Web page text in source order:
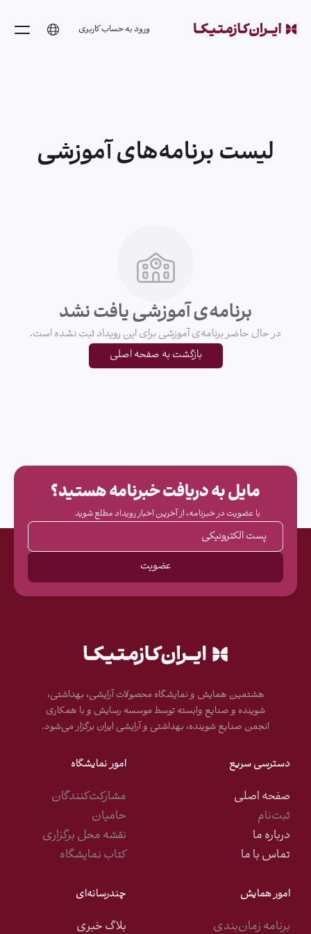
ورود به حساب کاربری
صفحه اصلی
ثبت‌نام
درباره ما
تماس با ما
مشارکت‌کنندگان
حامیان
کتاب نمایشگاه
برنامه‌های آموزشی
کمیته‌‌ها
گالری تصاویر
بایگانی رویداد
لیست برنامه‌های آموزشی
برنامه‌ی آموزشی یافت نشد
در حال حاضر برنامه‌ی آموزشی برای این رویداد ثبت نشده است.
بازگشت به صفحه اصلی
مایل به دریافت خبرنامه هستید؟
با عضویت در خبرنامه، از آخرین اخبار رویداد مطلع شوید
پست الکترونیکی
عضویت
هشتمین همایش و نمایشگاه محصولات آرایشی، بهداشتی،
شوینده و صنایع وابسته توسط موسسه رسایش و با همکاری
انجمن صنایع شوینده، بهداشتی و آرایشی ایران برگزار می‌شود.
دسترسی سریع
صفحه اصلی
ثبت‌نام
درباره ما
تماس با ما
امور نمایشگاه
مشارکت‌کنندگان
حامیان
نقشه محل برگزاری
کتاب نمایشگاه
امور همایش
برنامه زمان‌بندی
چندرسانه‌ای
بلاگ خبری